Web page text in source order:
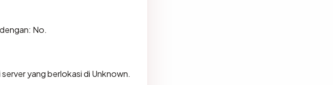
No.
yang berlokasi di Unknown.